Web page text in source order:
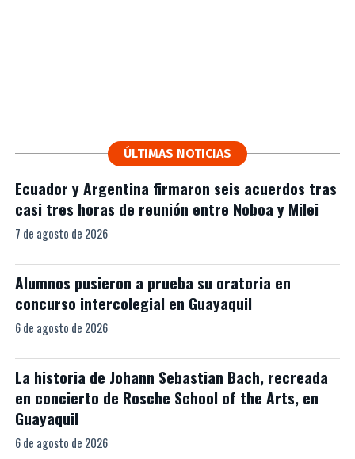
ÚLTIMAS NOTICIAS
Ecuador y Argentina firmaron seis acuerdos tras
casi tres horas de reunión entre Noboa y Milei
7 de agosto de 2026
Alumnos pusieron a prueba su oratoria en
concurso intercolegial en Guayaquil
6 de agosto de 2026
La historia de Johann Sebastian Bach, recreada
en concierto de Rosche School of the Arts, en
Guayaquil
6 de agosto de 2026